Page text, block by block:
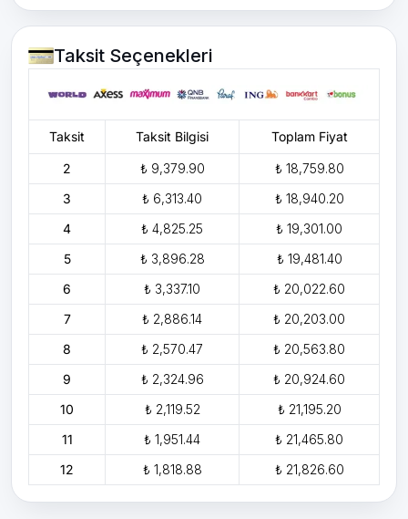
Taksit Seçenekleri
Taksit Taksit Bilgisi Toplam Fiyat
2 ₺ 9,379.90
₺ 18,759.80
3
₺ 6,313.40
₺ 18,940.20
4
₺ 4,825.25
₺ 19,301.00
5
₺ 3,896.28
₺ 19,481.40
6
₺ 3,337.10
₺ 20,022.60
7
₺ 2,886.14
₺ 20,203.00
8
₺ 2,570.47
₺ 20,563.80
9
₺ 2,324.96
₺ 20,924.60
10
₺ 2,119.52
₺ 21,195.20
11
₺ 1,951.44
₺ 21,465.80
12
₺ 1,818.88 ₺ 21,826.60